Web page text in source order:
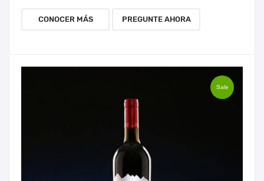
CONOCER MÁS PREGUNTE AHORA
Sale